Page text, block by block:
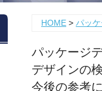
HOME > パッ
パッケージ
デザインの
今後の参考